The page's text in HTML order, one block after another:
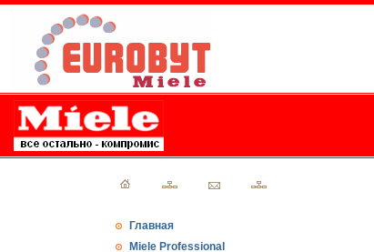
Главная
Miele Professional